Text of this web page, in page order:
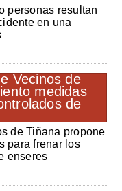
personas resultan
en una
de Tiñana propone
para frenar los
enseres